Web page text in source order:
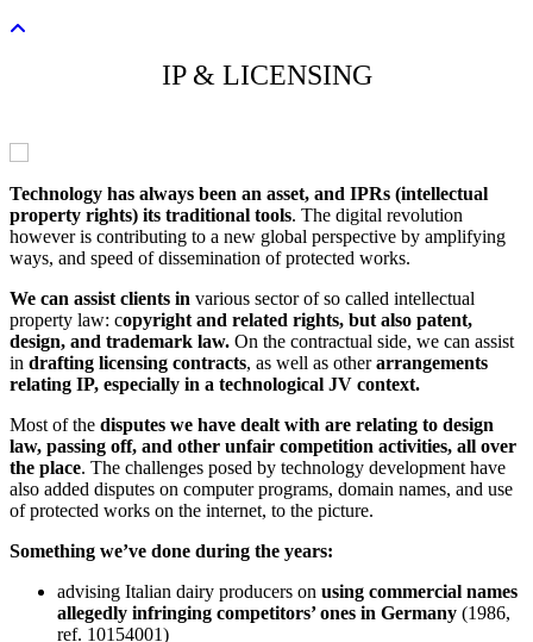
IP & LICENSING
Technology has always been an asset, and IPRs (intellectual
property rights) its traditional tools. The digital revolution
however is contributing to a new global perspective by amplifying
ways, and speed of dissemination of protected works.
We can assist clients in various sector of so called intellectual
property law: copyright and related rights, but also patent,
design, and trademark law. On the contractual side, we can assist
in drafting licensing contracts, as well as otherarrangements
relating IP, especially in a technological JV context.
Most of the disputes we have dealt with are relating to design
law, passing off, and other unfair competition activities, all over
the place. The challenges posed by technology development have
also added disputes on computer programs, domain names, and use
of protected works on the internet, to the picture.
Something we’ve done during the years:
advising Italian dairy producers on using commercial names
allegedly infringing competitors’ ones in Germany (1986,
ref. 10154001)